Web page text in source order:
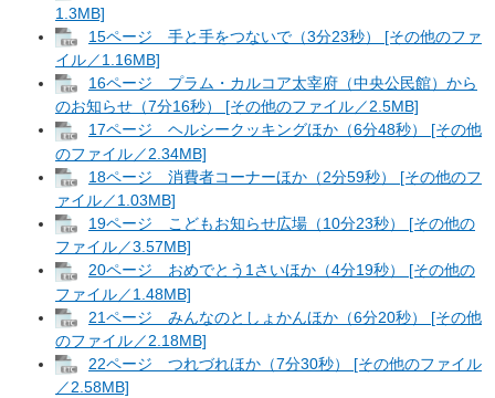
1.3MB]
15ページ 手と手をつないで（3分23秒） [その他のファ
イル／1.16MB]
16ページ プラム・カルコア太宰府（中央公民館）から
のお知らせ（7分16秒） [その他のファイル／2.5MB]
17ページ ヘルシークッキングほか（6分48秒） [その他
のファイル／2.34MB]
18ページ 消費者コーナーほか（2分59秒） [その他のフ
ァイル／1.03MB]
19ページ こどもお知らせ広場（10分23秒） [その他の
ファイル／3.57MB]
20ページ おめでとう1さいほか（4分19秒） [その他の
ファイル／1.48MB]
21ページ みんなのとしょかんほか（6分20秒） [その他
のファイル／2.18MB]
22ページ つれづれほか（7分30秒） [その他のファイル
／2.58MB]